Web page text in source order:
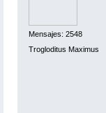
Mensajes: 2548
Trogloditus Maximus